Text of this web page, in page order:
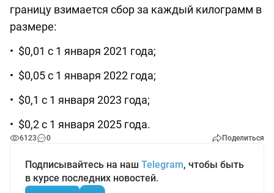
границу взимается сбор за каждый килограмм в
размере:
• $0,01 с 1 января 2021 года;
• $0,05 с 1 января 2022 года;
• $0,1 с 1 января 2023 года;
• $0,2 с 1 января 2025 года.
6123 0 Поделиться
Подписывайтесь на наш Telegram, чтобы быть
в курсе последних новостей.